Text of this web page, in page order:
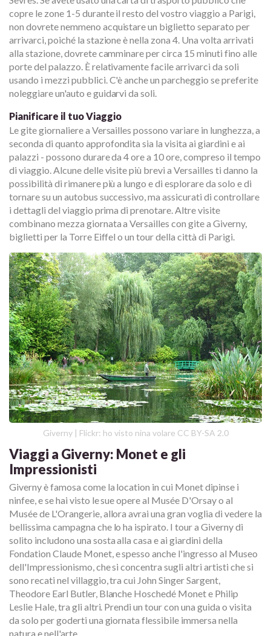
copre le zone 1-5 durante il resto del vostro viaggio a Parigi,
non dovrete nemmeno acquistare un biglietto separato per
arrivarci, poiché la stazione è nella zona 4. Una volta arrivati
alla stazione, dovrete camminare per circa 15 minuti fino alle
porte del palazzo. È relativamente facile arrivarci da soli
usando i mezzi pubblici. C'è anche un parcheggio se preferite
noleggiare un'auto e guidarvi da soli.
Pianificare il tuo Viaggio
Le gite giornaliere a Versailles possono variare in lunghezza, a
seconda di quanto approfondita sia la visita ai giardini e ai
palazzi - possono durare da 4 ore a 10 ore, compreso il tempo
di viaggio. Alcune delle visite più brevi a Versailles ti danno la
possibilità di rimanere più a lungo e di esplorare da solo e di
tornare su un autobus successivo, ma assicurati di controllare
i dettagli del viaggio prima di prenotare. Altre visite
combinano mezza giornata a Versailles con gite a Giverny,
biglietti per la Torre Eiffel o un tour della città di Parigi.
Giverny | Flickr: ho visto nina volare CC BY-SA 2.0
Viaggi a Giverny: Monet e gli
Impressionisti
Giverny è famosa come la location in cui Monet dipinse i
ninfee, e se hai visto le sue opere al Musée D'Orsay o al
Musée de L'Orangerie, allora avrai una gran voglia di vedere la
bellissima campagna che lo ha ispirato. I tour a Giverny di
solito includono una sosta alla casa e ai giardini della
Fondation Claude Monet, e spesso anche l'ingresso al Museo
dell'Impressionismo, che si concentra sugli altri artisti che si
sono recati nel villaggio, tra cui John Singer Sargent,
Theodore Earl Butler, Blanche Hoschedé Monet e Philip
Leslie Hale, tra gli altri. Prendi un tour con una guida o visita
da solo per goderti una giornata flessibile immersa nella
natura e nell'arte.